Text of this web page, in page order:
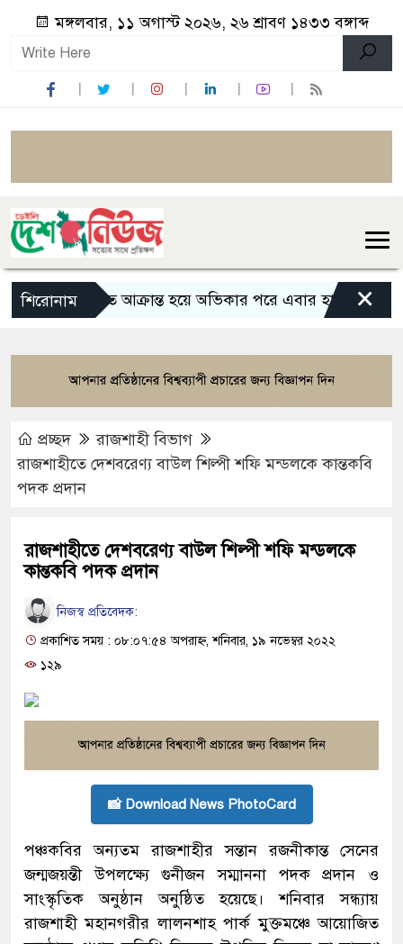
মঙ্গলবার, ১১ অগাস্ট ২০২৬, ২৬ শ্রাবণ ১৪৩৩ বঙ্গাব্দ
শিরোনাম
ডেঙ্গুতে আক্রান্ত হয়ে অভিকার পরে এবার হাসপাতালে ভর্তি
×
প্রচ্ছদ
রাজশাহী বিভাগ
রাজশাহীতে দেশবরেণ্য বাউল শিল্পী শফি মন্ডলকে কান্তকবি
পদক প্রদান
রাজশাহীতে দেশবরেণ্য বাউল শিল্পী শফি মন্ডলকে
কান্তকবি পদক প্রদান
নিজস্ব প্রতিবেদক:
প্রকাশিত সময় : ০৮:০৭:৫৪ অপরাহ্ন, শনিবার, ১৯ নভেম্বর ২০২২
১২৯
📸 Download News PhotoCard
পঞ্চকবির অন্যতম রাজশাহীর সন্তান রজনীকান্ত সেনের
জন্মজয়ন্তী উপলক্ষ্যে গুনীজন সম্মাননা পদক প্রদান ও
সাংস্কৃতিক অনুষ্ঠান অনুষ্ঠিত হয়েছে। শনিবার সন্ধ্যায়
রাজশাহী মহানগরীর লালনশাহ পার্ক মুক্তমঞ্চে আয়োজিত